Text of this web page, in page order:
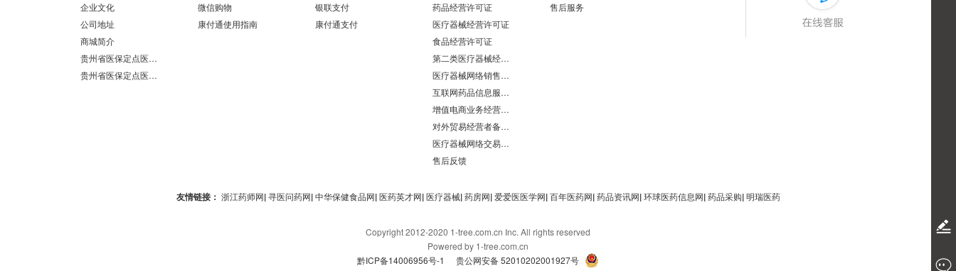
企业文化
公司地址
商城简介
贵州省医保定点医疗机构医保服务情况表（第551分店）
贵州省医保定点医疗机构医保服务情况表（第100分店）
微信购物
康付通使用指南
银联支付
康付通支付
药品经营许可证
医疗器械经营许可证
食品经营许可证
第二类医疗器械经营备案凭证
医疗器械网络销售备案
互联网药品信息服务资格证书
增值电商业务经营许可证
对外贸易经营者备案登记表/海关报关单位注册登记证书
医疗器械网络交易服务第三方平台备案凭证
售后反馈
售后服务
友情链接： 浙江药师网| 寻医问药网| 中华保健食品网| 医药英才网| 医疗器械| 药房网| 爱爱医医学网| 百年医药网| 药品资讯网| 环球医药信息网| 药品采购| 明瑞医药
Copyright 2012-2020 1-tree.com.cn Inc. All rights reserved
Powered by 1-tree.com.cn
黔ICP备14006956号-1
贵公网安备 52010202001927号